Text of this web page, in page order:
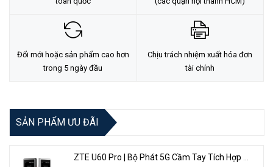
Đổi mới hoặc sản phẩm cao hơn
trong 5 ngày đầu
Chịu trách nhiệm xuất hóa đơn
tài chính
SẢN PHẨM ƯU ĐÃI
ZTE U60 Pro | Bộ Phát 5G Cầm Tay Tích Hợp Công Nghệ WiFi 7, Pin 10000mAh